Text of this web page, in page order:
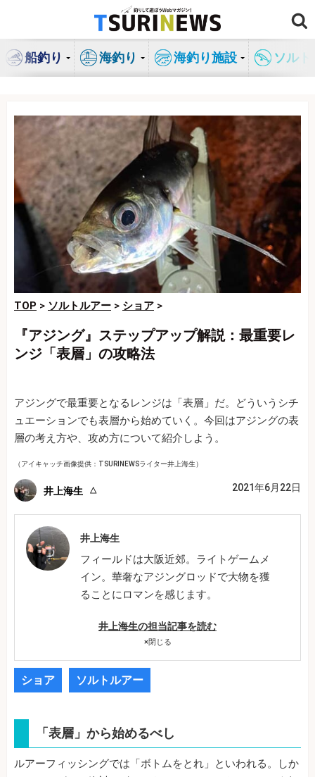
ン
船釣り 海釣り 海釣り施設 ソル
TOP > ソルトルアー > ショア >
『アジング』ステップアップ解説：最重要レ
ンジ「表層」の攻略法
アジングで最重要となるレンジは「表層」だ。どういうシチ
ュエーションでも表層から始めていく。今回はアジングの表
層の考え方や、攻め方について紹介しよう。
（アイキャッチ画像提供：TSURINEWSライター井上海生）
井上海生 2021年6月22日
井上海生
フィールドは大阪近郊。ライトゲームメ
イン。華奢なアジングロッドで大物を獲
ることにロマンを感じます。
井上海生の担当記事を読む
×閉じる
ショア ソルトルアー
「表層」から始めるべし
ルアーフィッシングでは「ボトムをとれ」といわれる。しか